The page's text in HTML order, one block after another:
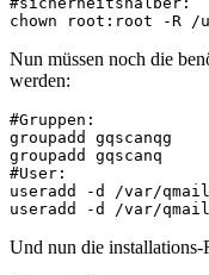
chown root:root -R /
Nun müssen noch die
werden:
#Gruppen:
groupadd gqscanqg
groupadd gqscanq
#User:
useradd -d /var/
useradd -d /var/
Und nun die installations-